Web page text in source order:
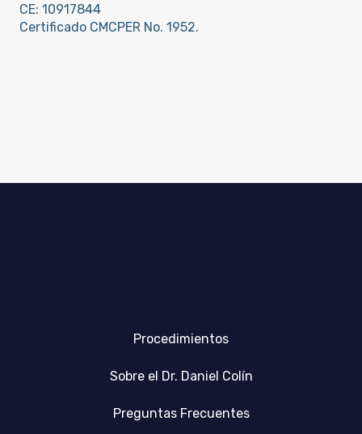
CE: 10917844
Certificado CMCPER No. 1952.
Procedimientos
Sobre el Dr. Daniel Colín
Preguntas Frecuentes